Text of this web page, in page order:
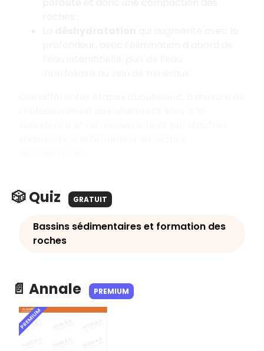
🎲 Quiz GRATUIT
Bassins sédimentaires et formation des
roches
📄 Annale PREMIUM
PREMIUM